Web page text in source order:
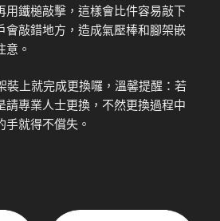
用鐵槌敲擊，這樣會比件容易敲下
會敲錯地方，造成氣壓棒和腳架嵌
。
裝上就完成更換囉，溫馨提醒：若
請專業人士更換，不然更換過程中
就得不償失。